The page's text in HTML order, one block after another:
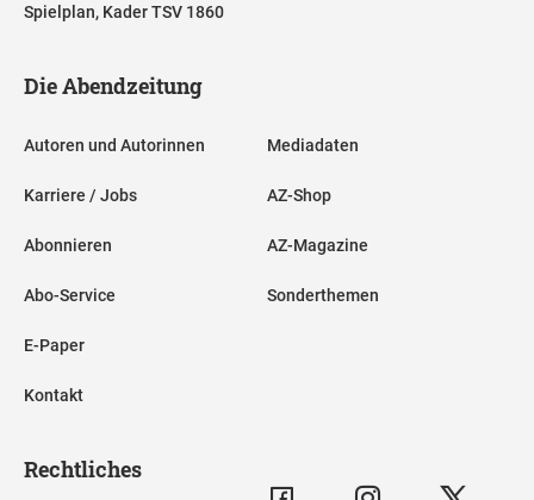
Spielplan, Kader TSV 1860
Die Abendzeitung
Autoren und Autorinnen
Karriere / Jobs
Abonnieren
Abo-Service
E-Paper
Kontakt
Mediadaten
AZ-Shop
AZ-Magazine
Sonderthemen
Rechtliches